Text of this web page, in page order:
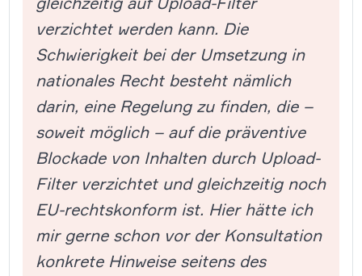
verzichtet werden kann. Die
Schwierigkeit bei der Umsetzung in
nationales Recht besteht nämlich
darin, eine Regelung zu finden, die –
soweit möglich – auf die präventive
Blockade von Inhalten durch Upload-
Filter verzichtet und gleichzeitig noch
EU-rechtskonform ist. Hier hätte ich
mir gerne schon vor der Konsultation
konkrete Hinweise seitens des